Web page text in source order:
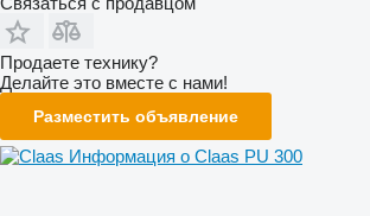
Продаете технику?
Делайте это вместе с нами!
Разместить объявление
Информация о Claas PU 300